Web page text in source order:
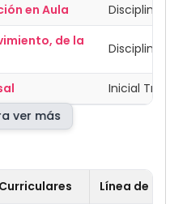
en Aula
Disciplinar
de la
Disciplinar
Inicial
Línea de